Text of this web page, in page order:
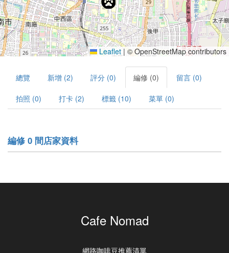
Leaflet | © OpenStreetMap contributors
總覽 新增 (2) 評分 (0) 編修 (0) 留言 (0)
拍照 (0) 打卡 (2) 標籤 (10) 菜單 (0)
編修 0 間店家資料
Cafe Nomad
網路咖啡豆推薦清單